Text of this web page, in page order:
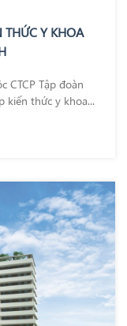
THỨC Y KHOA
CTCP Tập đoàn
kiến thức y khoa...